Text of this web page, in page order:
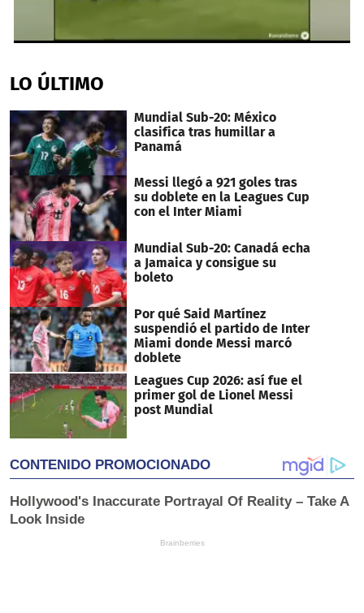
of
46
LO ÚLTIMO
Mundial Sub-20: México
clasifica tras humillar a
Panamá
Messi llegó a 921 goles tras
su doblete en la Leagues Cup
con el Inter Miami
Mundial Sub-20: Canadá echa
a Jamaica y consigue su
boleto
Por qué Said Martínez
suspendió el partido de Inter
Miami donde Messi marcó
doblete
Leagues Cup 2026: así fue el
primer gol de Lionel Messi
post Mundial